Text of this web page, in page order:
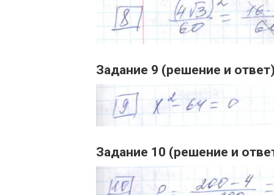
Задание 9 (решение и
Задание 10 (решение и